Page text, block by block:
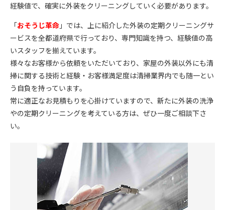
経験値で、確実に外装をクリーニングしていく必要があります。
「おそうじ革命 」では、上に紹介した外装の定期クリーニングサ
ービスを全都道府県で行っており、専門知識を持つ、経験値の高
いスタッフを揃えています。
様々なお客様から依頼をいただいており、家屋の外装以外にも清
掃に関する技術と経験・お客様満足度は清掃業界内でも随一とい
う自負を持っています。
常に適正なお見積もりを心掛けていますので、新たに外装の洗浄
やの定期クリーニングを考えている方は、ぜひ一度ご相談下さ
い。